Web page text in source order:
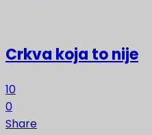
Crkva koja to nije
10
0
Share